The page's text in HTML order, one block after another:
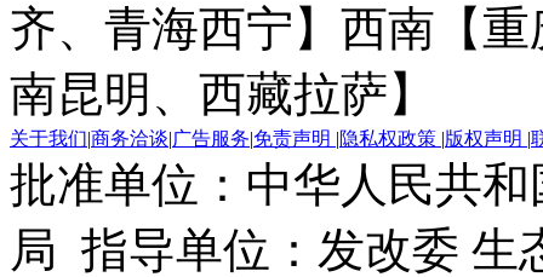
齐、青海西宁】 西南【
南昆明、西藏拉萨】
关于我们|商务洽谈|广告服务|免责声明 |隐私权政策 |版权声明 |
批准单位：中华人民共
局 指导单位：发改委 生